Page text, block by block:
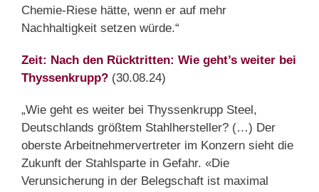
Chemie-Riese hätte, wenn er auf mehr
Nachhaltigkeit setzen würde.“
Zeit: Nach den Rücktritten: Wie geht’s weiter bei
Thyssenkrupp? (30.08.24)
„Wie geht es weiter bei Thyssenkrupp Steel,
Deutschlands größtem Stahlhersteller? (…) Der
oberste Arbeitnehmervertreter im Konzern sieht die
Zukunft der Stahlsparte in Gefahr. «Die
Verunsicherung in der Belegschaft ist maximal